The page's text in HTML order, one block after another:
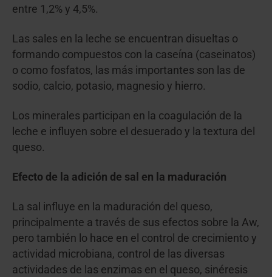
entre 1,2% y 4,5%.
Las sales en la leche se encuentran disueltas o
formando compuestos con la caseína (caseinatos)
o como fosfatos, las más importantes son las de
sodio, calcio, potasio, magnesio y hierro.
Los minerales participan en la coagulación de la
leche e influyen sobre el desuerado y la textura del
queso.
Efecto de la adición de sal en la maduración
La sal influye en la maduración del queso,
principalmente a través de sus efectos sobre la Aw,
pero también lo hace en el control de crecimiento y
actividad microbiana, control de las diversas
actividades de las enzimas en el queso, sinéresis